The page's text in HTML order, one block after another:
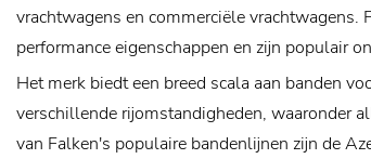
vrachtwagens en commerciële
performance eigenschappen en zijn populair
Het merk biedt een breed scala aan banden
verschillende rijomstandigheden, waaronder
van Falken's populaire bandenlijnen zijn de